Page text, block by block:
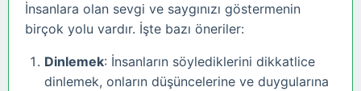
İnsanlara olan sevgi ve saygınızı göstermenin
birçok yolu vardır. İşte bazı öneriler:
Dinlemek: İnsanların söylediklerini dikkatlice
dinlemek, onların düşüncelerine ve duygularına